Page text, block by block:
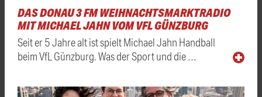
DAS DONAU 3 FM WEIHNACHTSMARKTRADIO
MIT MICHAEL JAHN VOM VFL GÜNZBURG
Seit er 5 Jahre alt ist spielt Michael Jahn Handball
beim VfL Günzburg. Was der Sport und die …